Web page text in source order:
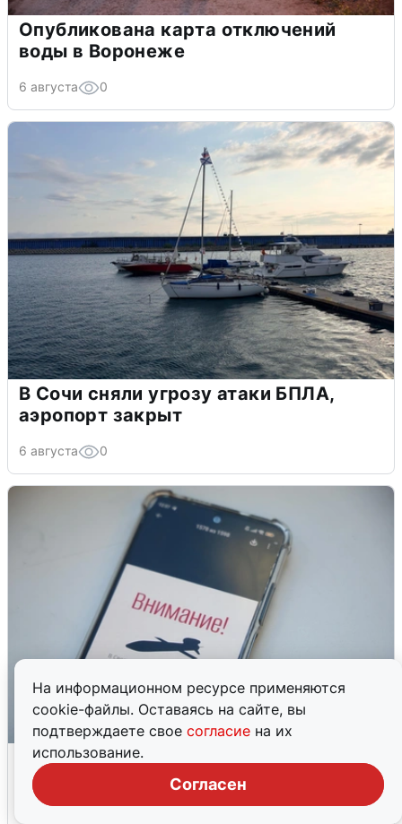
На информационном ресурсе применяются
cookie-файлы. Оставаясь на сайте, вы
подтверждаете свое согласие на их
использование.
Согласен
Опубликована карта отключений
воды в Воронеже
6 августа 0
В Сочи сняли угрозу атаки БПЛА,
аэропорт закрыт
6 августа 0
Ракетная опасность в Свердловской
области: что известно